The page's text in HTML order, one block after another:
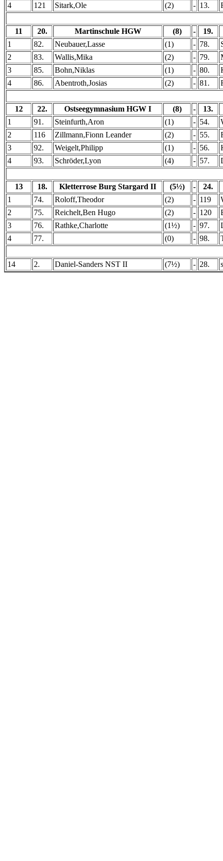
4
121 Sitark,Ole (2) - 13.
11 20. Martinschule HGW (8) -
19.
1
82. Neubauer,Lasse (1) - 78.
2
83. Wallis,Mika (2) - 79.
3
85. Bohn,Niklas (1) - 80.
4
86. Abentroth,Josias (2) - 81.
12 22. Ostseegymnasium HGW I (8) -
13.
1
91. Steinfurth,Aron (1) - 54.
2
116 Zillmann,Fionn Leander (2) - 55.
3
92. Weigelt,Philipp (1) - 56.
4
93. Schröder,Lyon (4) - 57.
13 18. Kletterrose Burg Stargard II (5½) -
24.
1
74. Roloff,Theodor (2) - 119
2
75. Reichelt,Ben Hugo (2) - 120
3
76. Rathke,Charlotte (1½) - 97.
4
77. (0) - 98.
14 2. Daniel-Sanders NST II (7½) - 28.